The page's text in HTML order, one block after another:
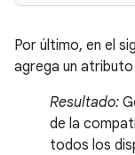
Por último, en el
agrega un atributo
Resultado:
de la
todos los